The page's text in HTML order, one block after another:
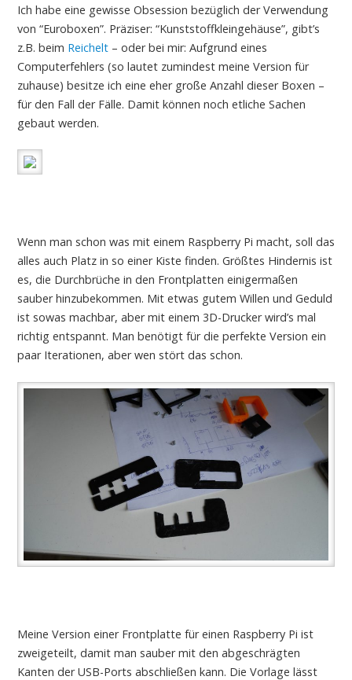
Ich habe eine gewisse Obsession bezüglich der Verwendung
von “Euroboxen”. Präziser: “Kunststoffkleingehäuse”, gibt’s
z.B. beim Reichelt– oder bei mir: Aufgrund eines
Computerfehlers (so lautet zumindest meine Version für
zuhause) besitze ich eine eher große Anzahl dieser Boxen –
für den Fall der Fälle. Damit können noch etliche Sachen
gebaut werden.
Wenn man schon was mit einem Raspberry Pi macht, soll das
alles auch Platz in so einer Kiste finden. Größtes Hindernis ist
es, die Durchbrüche in den Frontplatten einigermaßen
sauber hinzubekommen. Mit etwas gutem Willen und Geduld
ist sowas machbar, aber mit einem 3D-Drucker wird’s mal
richtig entspannt. Man benötigt für die perfekte Version ein
paar Iterationen, aber wen stört das schon.
Meine Version einer Frontplatte für einen Raspberry Pi ist
zweigeteilt, damit man sauber mit den abgeschrägten
Kanten der USB-Ports abschließen kann. Die Vorlage lässt